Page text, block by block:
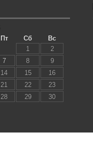
Пт Сб
Вс
1
2
7 8
9
14 15
16
21 22
23
28 29
30